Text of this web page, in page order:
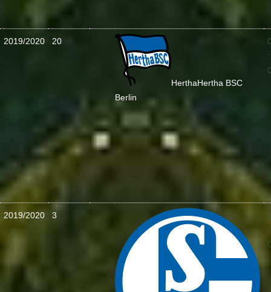
2019/2020 20
HerthaHertha BSC
Berlin
:
2019/2020 3
: